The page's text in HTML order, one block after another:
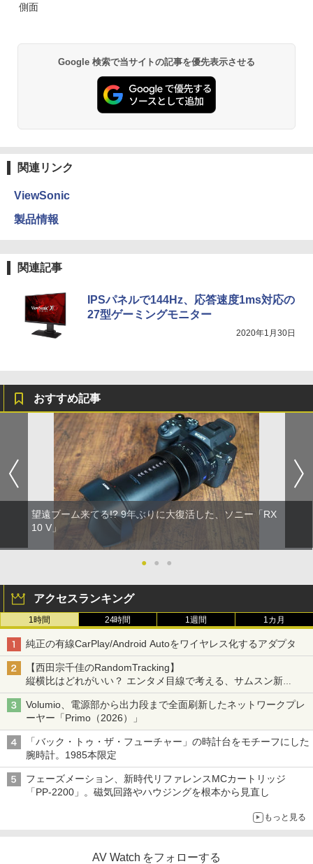
側面
Google 検索で当サイトの記事を優先表示させる
関連リンク
ViewSonic
製品情報
関連記事
IPSパネルで144Hz、応答速度1ms対応の
27型ゲーミングモニター
2020年1月30日
おすすめ記事
望遠ブーム来てる!? 9年ぶりに大復活した、ソニー「RX
10 V」
● ● ●
アクセスランキング
1時間 24時間 1週間 1カ月
純正の有線CarPlay/Android Autoをワイヤレス化するアダプタ
【西田宗千佳のRandomTracking】
縦横比はどれがいい？ エンタメ目線で考える、サムスン新
「Galaxy Z Fold」
Volumio、電源部から出力段まで全面刷新したネットワークプレ
ーヤー「Primo（2026）」
「バック・トゥ・ザ・フューチャー」の時計台をモチーフにした
腕時計。1985本限定
フェーズメーション、新時代リファレンスMCカートリッジ
「PP-2200」。磁気回路やハウジングを根本から見直し
もっと見る
AV Watch をフォローする